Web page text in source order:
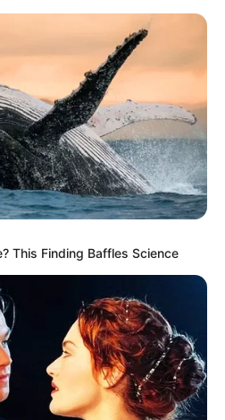
mesa usando
This Finding Baffles Science